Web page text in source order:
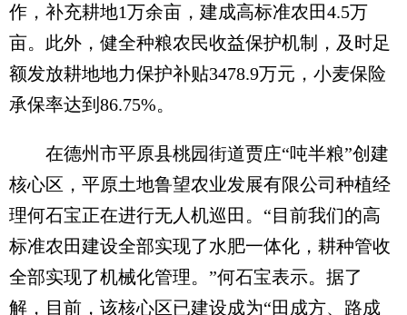
作，补充耕地1万余亩，建成高标准农田4.5万
亩。此外，健全种粮农民收益保护机制，及时足
额发放耕地地力保护补贴3478.9万元，小麦保险
承保率达到86.75%。
在德州市平原县桃园街道贾庄“吨半粮”创建
核心区，平原土地鲁望农业发展有限公司种植经
理何石宝正在进行无人机巡田。“目前我们的高
标准农田建设全部实现了水肥一体化，耕种管收
全部实现了机械化管理。”何石宝表示。据了
解，目前，该核心区已建设成为“田成方、路成